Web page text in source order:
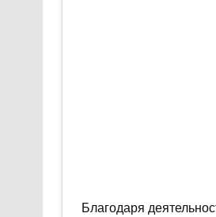
Благодаря